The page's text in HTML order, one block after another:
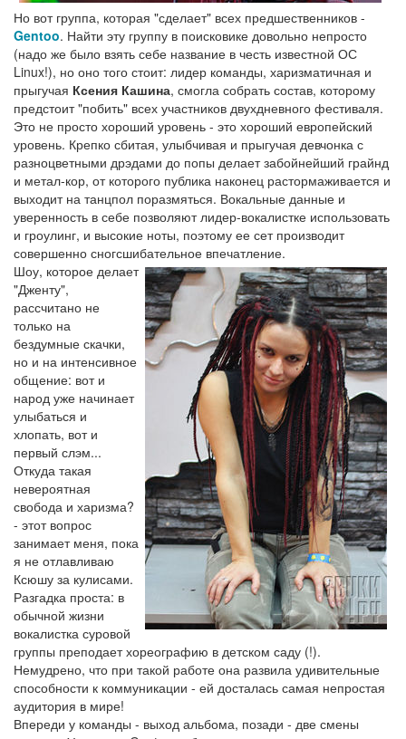
Но вот группа, которая "сделает" всех предшественников -
Gentoo. Найти эту группу в поисковике довольно непросто
(надо же было взять себе название в честь известной ОС
Linux!), но оно того стоит: лидер команды, харизматичная и
прыгучая Ксения Кашина, смогла собрать состав, которому
предстоит "побить" всех участников двухдневного фестиваля.
Это не просто хороший уровень - это хороший европейский
уровень. Крепко сбитая, улыбчивая и прыгучая девчонка с
разноцветными дрэдами до попы делает забойнейший грайнд
и метал-кор, от которого публика наконец растормаживается и
выходит на танцпол поразмяться. Вокальные данные и
уверенность в себе позволяют лидер-вокалистке использовать
и гроулинг, и высокие ноты, поэтому ее сет производит
совершенно сногсшибательное впечатление.
Шоу, которое делает
"Дженту",
рассчитано не
только на
бездумные скачки,
но и на интенсивное
общение: вот и
народ уже начинает
улыбаться и
хлопать, вот и
первый слэм...
Откуда такая
невероятная
свобода и харизма?
- этот вопрос
занимает меня, пока
я не отлавливаю
Ксюшу за кулисами.
Разгадка проста: в
обычной жизни
вокалистка суровой
группы преподает хореографию в детском саду (!).
Немудрено, что при такой работе она развила удивительные
способности к коммуникации - ей досталась самая непростая
аудитория в мире!
Впереди у команды - выход альбома, позади - две смены